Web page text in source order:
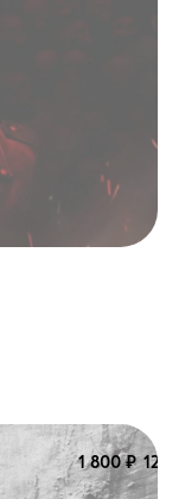
1 800 ₽ 12+